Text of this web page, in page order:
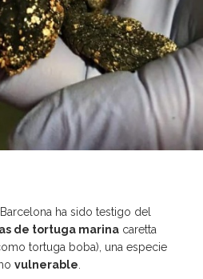
ha sido testigo del
de tortuga marina caretta
tortuga boba), una especie
vulnerable.